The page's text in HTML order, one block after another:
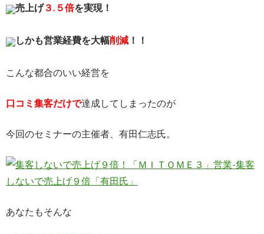
売上げ３.５倍を実現！
しかも営業経費を大幅削減 ！！
こんな都合のいい経営を
口コミ集客だけで達成してしまったのが
今回のセミナーの主催者、有田仁志氏。
あなたもそんな